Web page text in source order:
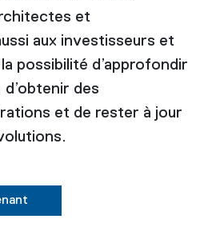
et
aux investisseurs et
possibilité d’approfondir
d’obtenir des
et de rester à jour